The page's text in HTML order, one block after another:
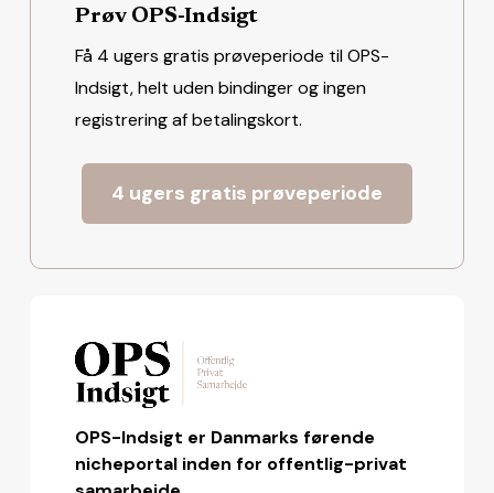
Prøv OPS-Indsigt
Få 4 ugers gratis prøveperiode til OPS-
Indsigt, helt uden bindinger og ingen
registrering af betalingskort.
4 ugers gratis prøveperiode
OPS-Indsigt er Danmarks førende
nicheportal inden for offentlig-privat